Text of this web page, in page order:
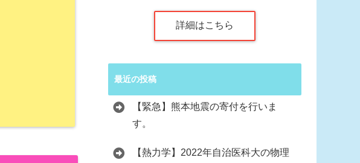
詳細はこちら
最近の投稿
【緊急】熊本地震の寄付を行いま
す。
【熱力学】2022年自治医科大の物理